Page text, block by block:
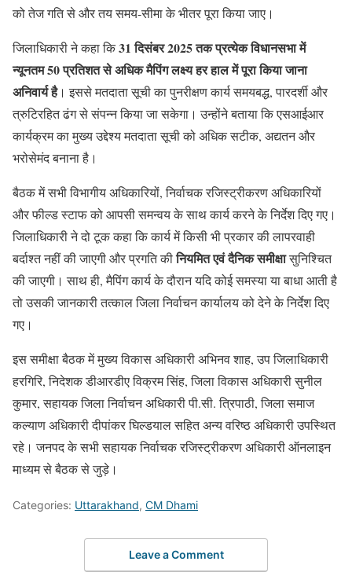
को तेज गति से और तय समय-सीमा के भीतर पूरा किया जाए।
जिलाधिकारी ने कहा कि31 दिसंबर 2025 तक प्रत्येक विधानसभा में
न्यूनतम 50 प्रतिशत से अधिक मैपिंग लक्ष्य हर हाल में पूरा किया जाना
अनिवार्य है। इससे मतदाता सूची का पुनरीक्षण कार्य समयबद्ध, पारदर्शी और
त्रुटिरहित ढंग से संपन्न किया जा सकेगा। उन्होंने बताया कि एसआईआर
कार्यक्रम का मुख्य उद्देश्य मतदाता सूची को अधिक सटीक, अद्यतन और
भरोसेमंद बनाना है।
बैठक में सभी विभागीय अधिकारियों, निर्वाचक रजिस्ट्रीकरण अधिकारियों
और फील्ड स्टाफ को आपसी समन्वय के साथ कार्य करने के निर्देश दिए गए।
जिलाधिकारी ने दो टूक कहा कि कार्य में किसी भी प्रकार की लापरवाही
बर्दाश्त नहीं की जाएगी और प्रगति कीनियमित एवं दैनिक समीक्षासुनिश्चित
की जाएगी। साथ ही, मैपिंग कार्य के दौरान यदि कोई समस्या या बाधा आती है
तो उसकी जानकारी तत्काल जिला निर्वाचन कार्यालय को देने के निर्देश दिए
गए।
इस समीक्षा बैठक में मुख्य विकास अधिकारी अभिनव शाह, उप जिलाधिकारी
हरगिरि, निदेशक डीआरडीए विक्रम सिंह, जिला विकास अधिकारी सुनील
कुमार, सहायक जिला निर्वाचन अधिकारी पी.सी. त्रिपाठी, जिला समाज
कल्याण अधिकारी दीपांकर घिल्डयाल सहित अन्य वरिष्ठ अधिकारी उपस्थित
रहे। जनपद के सभी सहायक निर्वाचक रजिस्ट्रीकरण अधिकारी ऑनलाइन
माध्यम से बैठक से जुड़े।
Categories: Uttarakhand, CM Dhami
Leave a Comment